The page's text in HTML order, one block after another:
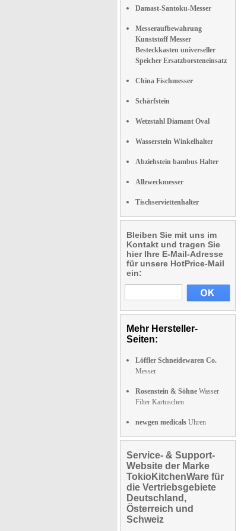
Damast-Santoku-Messer
Messeraufbewahrung
Kunststoff Messer
Besteckkasten universeller
Speicher Ersatzborsteneinsatz
China Fischmesser
Schärfstein
Wetzstahl Diamant Oval
Wasserstein Winkelhalter
Abziehstein bambus Halter
Allzweckmesser
Tischserviettenhalter
Bleiben Sie mit uns im
Kontakt und tragen Sie
hier Ihre E-Mail-Adresse
für unsere HotPrice-Mail
ein:
Mehr Hersteller-
Seiten:
Löffler Schneidewaren Co.
Messer
Rosenstein & Söhne Wasser
Filter Kartuschen
newgen medicals Uhren
Service- & Support-
Website der Marke
TokioKitchenWare für
die Vertriebsgebiete
Deutschland,
Österreich und
Schweiz